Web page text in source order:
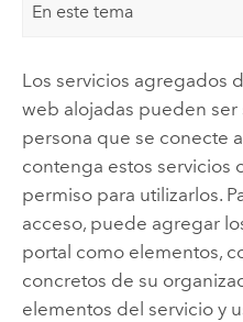
En este tema
Los servicios agregados
web alojadas pueden
persona que se conecte
contenga estos servicios
permiso para utilizarlos.
acceso, puede agregar
portal como elementos,
concretos de su
elementos del servicio y